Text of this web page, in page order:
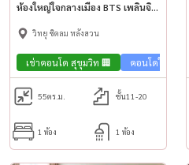
ห้องใหญ่ใจกลางเมือง BTS เพลินจิต
💎
วิทยุ ชิดลม หลังสวน
เช่าคอนโด สุขุมวิท 🏢 คอนโดใกล้รถ
55ตร.ม. ชั้น11-20
1 ห้อง 1 ห้อง